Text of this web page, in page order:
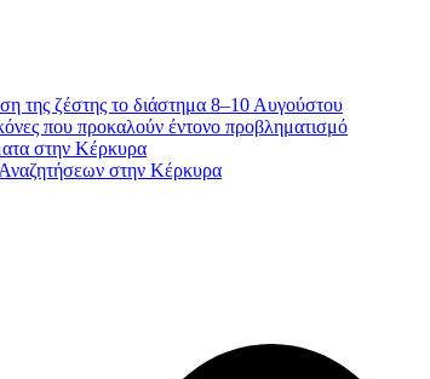
της ζέστης το διάστημα 8–10 Αυγούστου
που προκαλούν έντονο προβληματισμό
στην Κέρκυρα
στην Κέρκυρα